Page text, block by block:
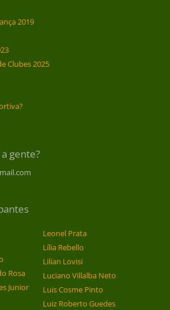
2019
Clubes 2025
gente?
Rosa
Junior
Leonel Prata
Lília Rebello
Lilian Lovisi
Luciano Villalba Neto
Luis Cosme Pinto
Luiz Roberto Guedes